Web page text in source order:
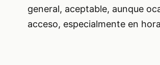
general, aceptable, aunque
acceso, especialmente en